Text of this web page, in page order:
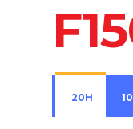
20H